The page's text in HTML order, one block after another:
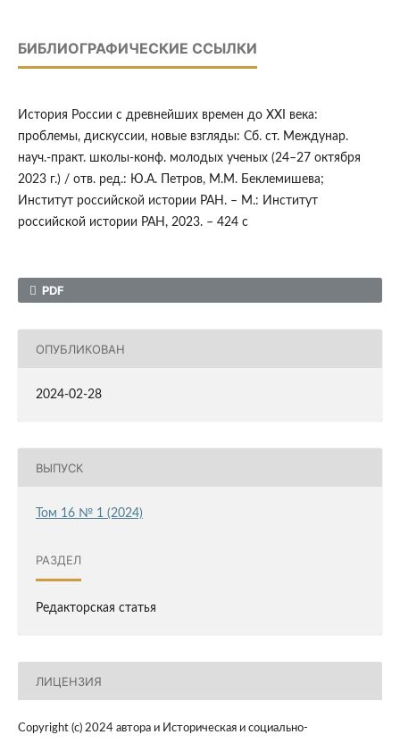
БИБЛИОГРАФИЧЕСКИЕ ССЫЛКИ
История России с древнейших времен до XXI века:
проблемы, дискуссии, новые взгляды: Cб. ст. Междунар.
науч.-практ. школы-конф. молодых ученых (24–27 октября
2023 г.) / отв. ред.: Ю.А. Петров, М.М. Беклемишева;
Институт российской истории РАН. – М.: Институт
российской истории РАН, 2023. – 424 с
PDF
ОПУБЛИКОВАН
2024-02-28
ВЫПУСК
Том 16 № 1 (2024)
РАЗДЕЛ
Редакторская статья
ЛИЦЕНЗИЯ
Copyright (c) 2024 автора и Историческая и социально-